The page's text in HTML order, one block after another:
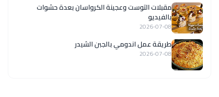
مقبلات التوست وعجينة الكرواسان بعدة حشوات
بالفيديو
2026-07-08
طريقة عمل اندومي بالجبن الشيدر
2026-07-08